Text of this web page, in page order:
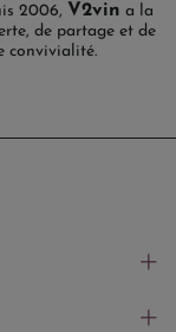
2006, V2vin a la
de partage et de
convivialité.